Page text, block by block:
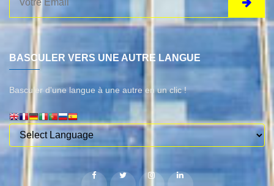
BASCULER VERS UNE AUTRE LANGUE
Basculer d'une langue à une autre en un clic !